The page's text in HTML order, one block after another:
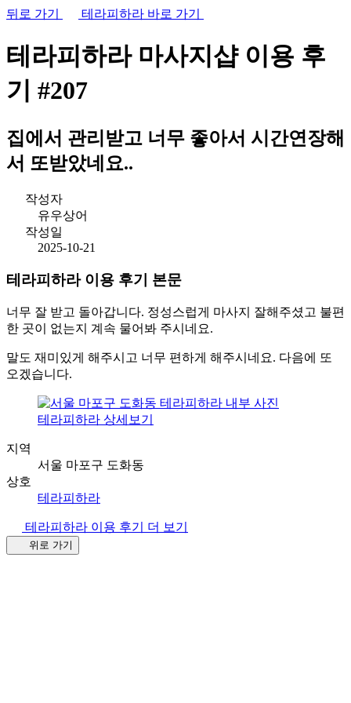
뒤로 가기 테라피하라 바로 가기
테라피하라 마사지샵이용 후
기 #207
집에서 관리받고 너무 좋아서 시간연장해
서 또받았네요..
작성자
유우상어
작성일
2025-10-21
테라피하라 이용 후기 본문
너무 잘 받고 돌아갑니다. 정성스럽게 마사지 잘해주셨고 불편
한 곳이 없는지 계속 물어봐 주시네요.
말도 재미있게 해주시고 너무 편하게 해주시네요. 다음에 또
오겠습니다.
테라피하라 상세보기
지역
서울 마포구 도화동
상호
테라피하라
테라피하라 이용 후기 더 보기
위로 가기